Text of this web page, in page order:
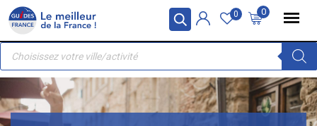
Panneau de gestion des cookies
Skip
content
0
0
Recherche
produits